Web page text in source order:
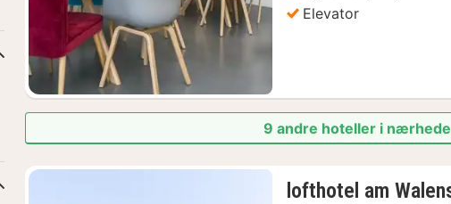
Elevator
9 andre hoteller i
lofthotel am